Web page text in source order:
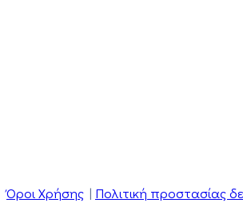
Όροι Χρήσης | Πολιτική προστασίας